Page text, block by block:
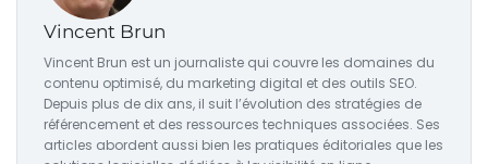
Vincent Brun
Vincent Brun est un journaliste qui couvre les domaines du
contenu optimisé, du marketing digital et des outils SEO.
Depuis plus de dix ans, il suit l’évolution des stratégies de
référencement et des ressources techniques associées. Ses
articles abordent aussi bien les pratiques éditoriales que les